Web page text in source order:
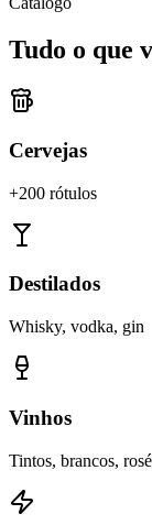
Tudo o que
Cervejas
+200 rótulos
Destilados
Whisky, vodka, gin
Vinhos
Tintos, brancos,